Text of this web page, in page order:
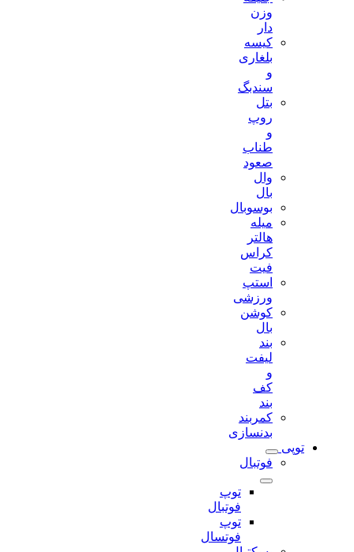
کیسه
بلغاری
سندبگ
بتل
وال
بوسوبال
میله
کراس
استپ
ورزشی
کوشن
کمربند
بدنسازی
توپی
فوتبال
توپ
فوتبال
توپ
فوتسال